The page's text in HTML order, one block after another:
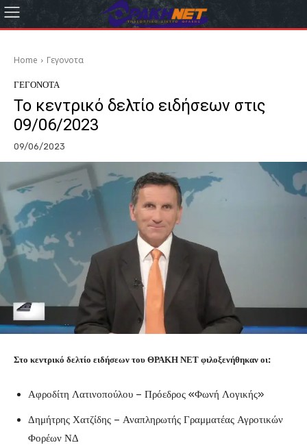
Home Γεγονοτα
ΓΕΓΟΝΟΤΑ
Το κεντρικό δελτίο ειδήσεων στις
09/06/2023
09/06/2023
Στο κεντρικό δελτίο ειδήσεων του ΘΡΑΚΗ ΝΕΤ φιλοξενήθηκαν οι:
Αφροδίτη Λατινοπούλου – Πρόεδρος «Φωνή Λογικής»
Δημήτρης Χατζίδης – Αναπληρωτής Γραμματέας Αγροτικών
Φορέων ΝΔ